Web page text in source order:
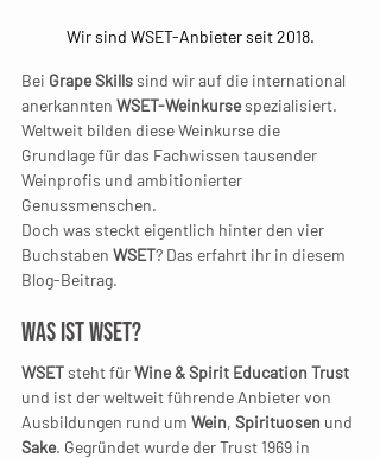
Wir sind WSET-Anbieter seit 2018.
Bei Grape Skills sind wir auf die international
anerkannten WSET-Weinkurse spezialisiert.
Weltweit bilden diese Weinkurse die
Grundlage für das Fachwissen tausender
Weinprofis und ambitionierter
Genussmenschen.
Doch was steckt eigentlich hinter den vier
Buchstaben WSET? Das erfahrt ihr in diesem
Blog-Beitrag.
Was ist WSET?
WSET steht für Wine & Spirit Education Trust
und ist der weltweit führende Anbieter von
Ausbildungen rund um Wein, Spirituosen und
Sake. Gegründet wurde der Trust 1969 in